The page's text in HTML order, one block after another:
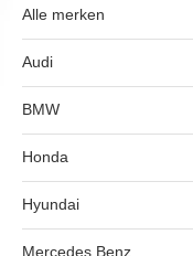
Alle merken
Audi
BMW
Honda
Hyundai
Mercedes Benz